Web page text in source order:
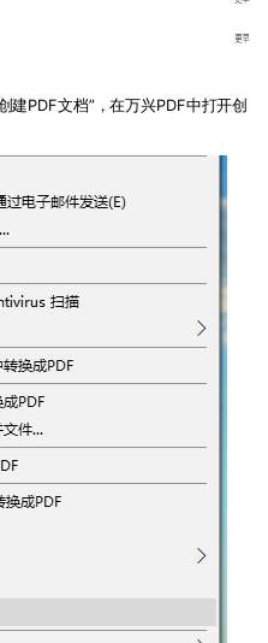
建PDF文档”，在万兴PDF中打开创